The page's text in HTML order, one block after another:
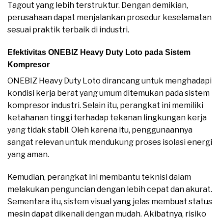
Tagout yang lebih terstruktur. Dengan demikian,
perusahaan dapat menjalankan prosedur keselamatan
sesuai praktik terbaik di industri.
Efektivitas ONEBIZ Heavy Duty Loto pada Sistem
Kompresor
ONEBIZ Heavy Duty Loto dirancang untuk menghadapi
kondisi kerja berat yang umum ditemukan pada sistem
kompresor industri. Selain itu, perangkat ini memiliki
ketahanan tinggi terhadap tekanan lingkungan kerja
yang tidak stabil. Oleh karena itu, penggunaannya
sangat relevan untuk mendukung proses isolasi energi
yang aman.
Kemudian, perangkat ini membantu teknisi dalam
melakukan penguncian dengan lebih cepat dan akurat.
Sementara itu, sistem visual yang jelas membuat status
mesin dapat dikenali dengan mudah. Akibatnya, risiko